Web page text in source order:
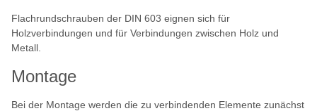
Flachrundschrauben der DIN 603 eignen sich für
Holzverbindungen und für Verbindungen zwischen Holz und
Metall.
Montage
Bei der Montage werden die zu verbindenden Elemente zunächst